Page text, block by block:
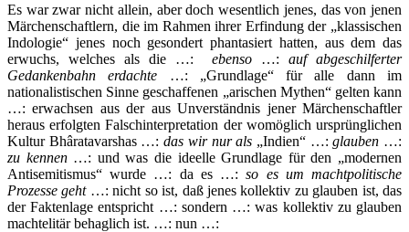
Es war zwar nicht allein, aber doch wesentlich jenes, das von jenen
Märchenschaftlern, die im Rahmen ihrer Erfindung der „klassischen
Indologie“ jenes noch gesondert phantasiert hatten, aus dem das
erwuchs, welches als die …:
ebenso …: auf abgeschilferter
Gedankenbahn erdachte …: „Grundlage“ für alle dann im
nationalistischen Sinne geschaffenen „arischen Mythen“ gelten kann
…: erwachsen aus der aus Unverständnis jener Märchenschaftler
heraus erfolgten Falschinterpretation der womöglich ursprünglichen
Kultur Bhâratavarshas …:das wir nur als „Indien“ …:glauben …:
zu kennen…: und was die ideelle Grundlage für den „modernen
Antisemitismus“ wurde …: da es …:so es um machtpolitische
Prozesse geht…: nicht so ist, daß jenes kollektiv zu glauben ist, das
der Faktenlage entspricht …: sondern …: was kollektiv zu glauben
machtelitär behaglich ist. …: nun …: